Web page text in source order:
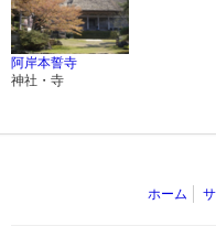
阿岸本誓寺
神社・寺
ホーム